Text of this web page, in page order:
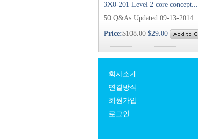
3X0-201 Level 2 core concept...
50 Q&As Updated:09-13-2014
Price:$108.00 $29.00
회사소개
연결방식
회원가입
로그인